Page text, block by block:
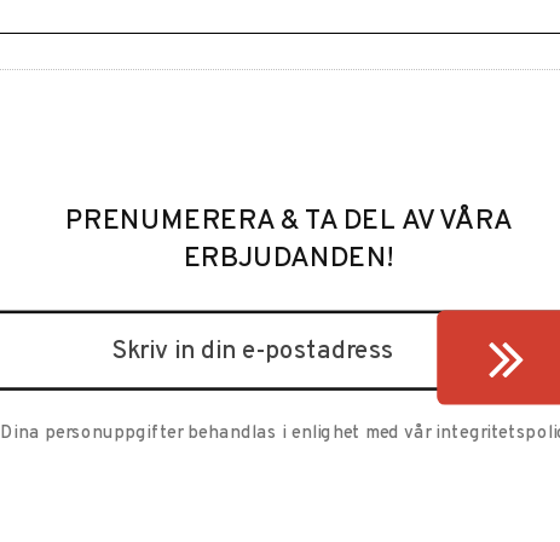
PRENUMERERA & TA DEL AV VÅRA
ERBJUDANDEN!
Dina personuppgifter behandlas i enlighet med vår